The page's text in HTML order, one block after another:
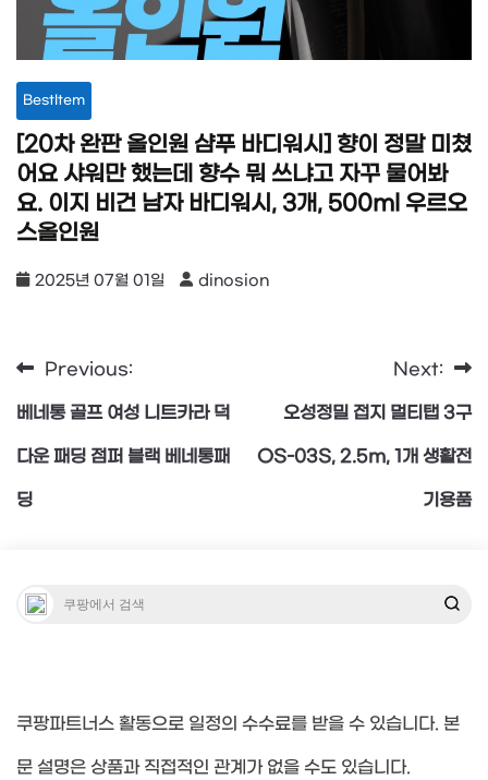
BestItem
[20차 완판 올인원 샴푸 바디워시] 향이 정말 미쳤
어요 샤워만 했는데 향수 뭐 쓰냐고 자꾸 물어봐
요. 이지 비건 남자 바디워시, 3개, 500ml 우르오
스올인원
2025년 07월 01일 dinosion
글
탐
색
Previous:
베네통 골프 여성 니트카라 덕
다운 패딩 점퍼 블랙 베네통패
딩
Next:
오성정밀 접지 멀티탭 3구
OS-03S, 2.5m, 1개 생활전
기용품
쿠팡파트너스 활동으로 일정의 수수료를 받을 수 있습니다. 본
문 설명은 상품과 직접적인 관계가 없을 수도 있습니다.